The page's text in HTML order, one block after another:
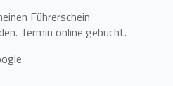
Führerschein
Termin online gebucht.